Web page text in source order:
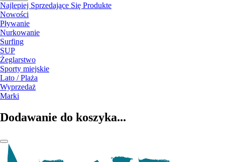
Najlepiej Sprzedające Się Produkte
Nowości
Pływanie
Nurkowanie
Surfing
SUP
Żeglarstwo
Sporty miejskie
Lato / Plaża
Wyprzedaż
Marki
Dodawanie do koszyka...